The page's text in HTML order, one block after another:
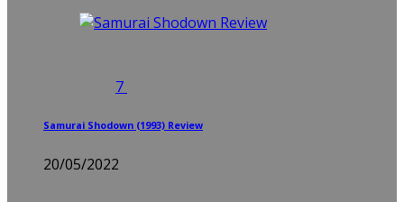
7
Samurai Shodown (1993) Review
20/05/2022